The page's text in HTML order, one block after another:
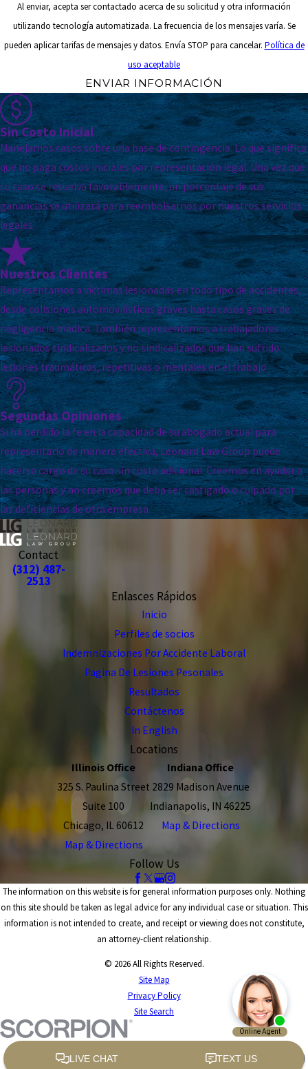
Al enviar, acepta ser contactado acerca de su solicitud y otra información
utilizando tecnología automatizada. La frecuencia de los mensajes varía. Se
pueden aplicar tarifas de mensajes y datos. Envía STOP para cancelar. Política de
uso aceptable
ENVIAR INFORMACIÓN
Sin Costo Inicial
Manejamos casos sobre una base de contingencia. Lo que significa
que no paga costos iniciales por representación legal. Una vez que
su caso se resuelva favorablemente, un porcentaje de sus
ganancias se utilizará para reembolsarnos por nuestros servicios
legales.
Nuestros Clientes
Representamos a víctimas lesionadas en todo tipo de accidentes,
desde colisiones automovilísticas graves hasta casos graves de
negligencia médica. También representamos a trabajadores
lesionados sindicalizados y no sindicalizados que han sufrido
lesiones traumáticas, repetitivas o mentales en el trabajo.
Segundas Opiniones
Si ha perdido la fe en la capacidad de su abogado actual para
representarlo de manera efectiva, Leonard Law Group puede
hacerse cargo de su caso sin costo adicional. Creemos en ayudar a
las personas y no creemos que deba ser castigado o culpado por
las deficiencias de otra empresa.
Contact
(312) 487-
2513
Enlasces Rápidos
Inicio
Perfiles de socios
Indemnizaciones Por Accidente Laboral
Pagina De Lesiones Pesonales
Resultados
Contáctenos
In English
Locations
Illinois Office
325 S. Paulina Street
Suite 100
Chicago, IL 60612
Map & Directions
Indiana Office
2829 Madison Avenue
Indianapolis, IN 46225
Map & Directions
Follow Us
The information on this website is for general information purposes only. Nothing
on this site should be taken as legal advice for any individual case or situation. This
information is not intended to create, and receipt or viewing does not constitute,
an attorney-client relationship.
© 2026 All Rights Reserved.
Site Map
Privacy Policy
Site Search